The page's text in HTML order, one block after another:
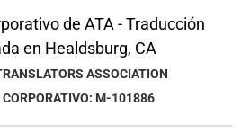
ASSOCIATION
CORPORATIVO: M-101886